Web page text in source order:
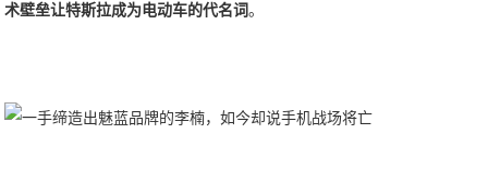
术壁垒让特斯拉成为电动车的代名词。